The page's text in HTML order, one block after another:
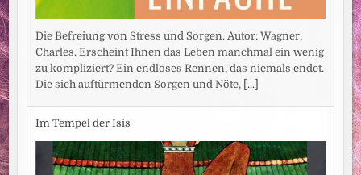
Die Befreiung von Stress und Sorgen. Autor: Wagner,
Charles. Erscheint Ihnen das Leben manchmal ein wenig
zu kompliziert? Ein endloses Rennen, das niemals endet.
Die sich auftürmenden Sorgen und Nöte, [...]
Im Tempel der Isis